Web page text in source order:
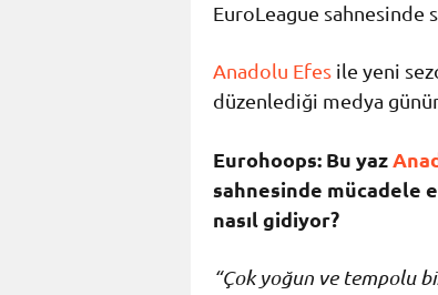
EuroLeague sahnesinde
Anadolu Efes ile yeni
düzenlediği medya
Eurohoops: Bu yaz
sahnesinde mücadele
nasıl gidiyor?
“Çok yoğun ve tempolu